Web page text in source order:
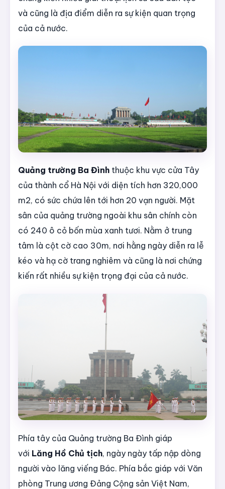
và cũng là địa điểm diễn ra sự kiện quan trọng
của cả nước.
Quảng trường Ba Đình thuộc khu vực cửa Tây
của thành cổ Hà Nội với diện tích hơn 320,000
m2, có sức chứa lên tới hơn 20 vạn người. Mặt
sân của quảng trường ngoài khu sân chính còn
có 240 ô cỏ bốn mùa xanh tươi. Nằm ở trung
tâm là cột cờ cao 30m, nơi hằng ngày diễn ra lễ
kéo và hạ cờ trang nghiêm và cũng là nơi chứng
kiến rất nhiều sự kiện trọng đại của cả nước.
Phía tây của Quảng trường Ba Đình giáp
với Lăng Hồ Chủ tịch, ngày ngày tấp nập dòng
người vào lăng viếng Bác. Phía bắc giáp với Văn
phòng Trung ương Đảng Cộng sản Việt Nam,